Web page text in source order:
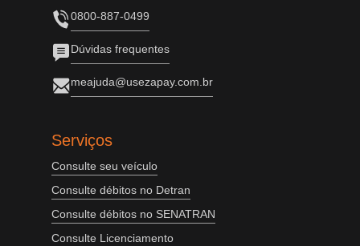
0800-887-0499
Dúvidas frequentes
meajuda@usezapay.com.br
Serviços
Consulte seu veículo
Consulte débitos no Detran
Consulte débitos no SENATRAN
Consulte Licenciamento